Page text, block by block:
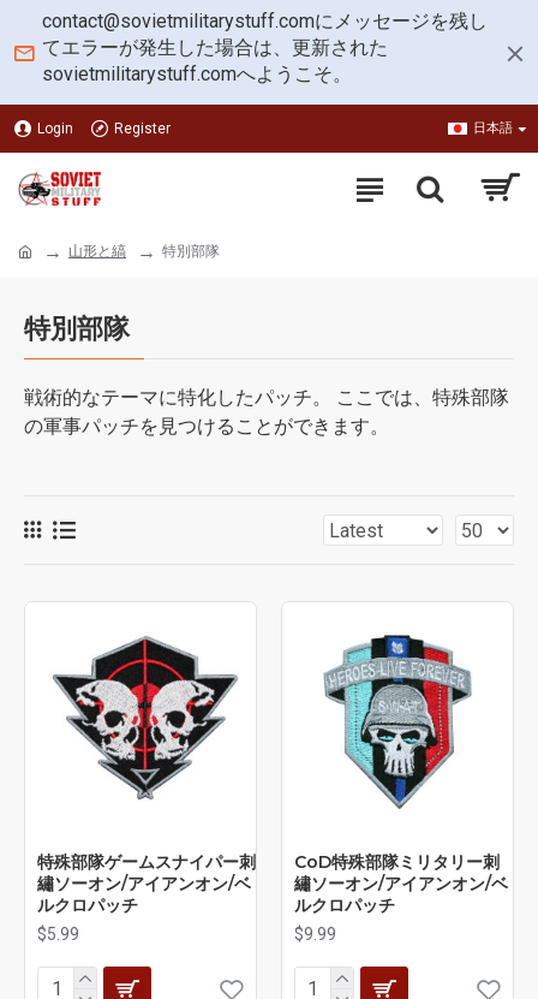
contact@sovietmilitarystuff.comにメッセージを残し
てエラーが発生した場合は、更新された
sovietmilitarystuff.comへようこそ。
Login Register 日本語
山形と縞 特別部隊
特別部隊
戦術的なテーマに特化したパッチ。 ここでは、特殊部隊
の軍事パッチを見つけることができます。
特殊部隊ゲームスナイパー刺
繡ソーオン/アイアンオン/ベ
ルクロパッチ
$5.99
CoD特殊部隊ミリタリー刺
繡ソーオン/アイアンオン/ベ
ルクロパッチ
$9.99